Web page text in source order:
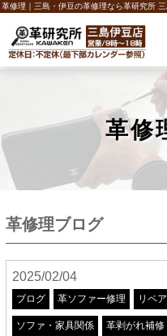
革修理｜三島・伊豆の革修理なら革研究所
革修
革修理ブログ
2025/02/04
ブログ 革ソファー修理 リペ
ソファ・家具関係 革剥がれ補修